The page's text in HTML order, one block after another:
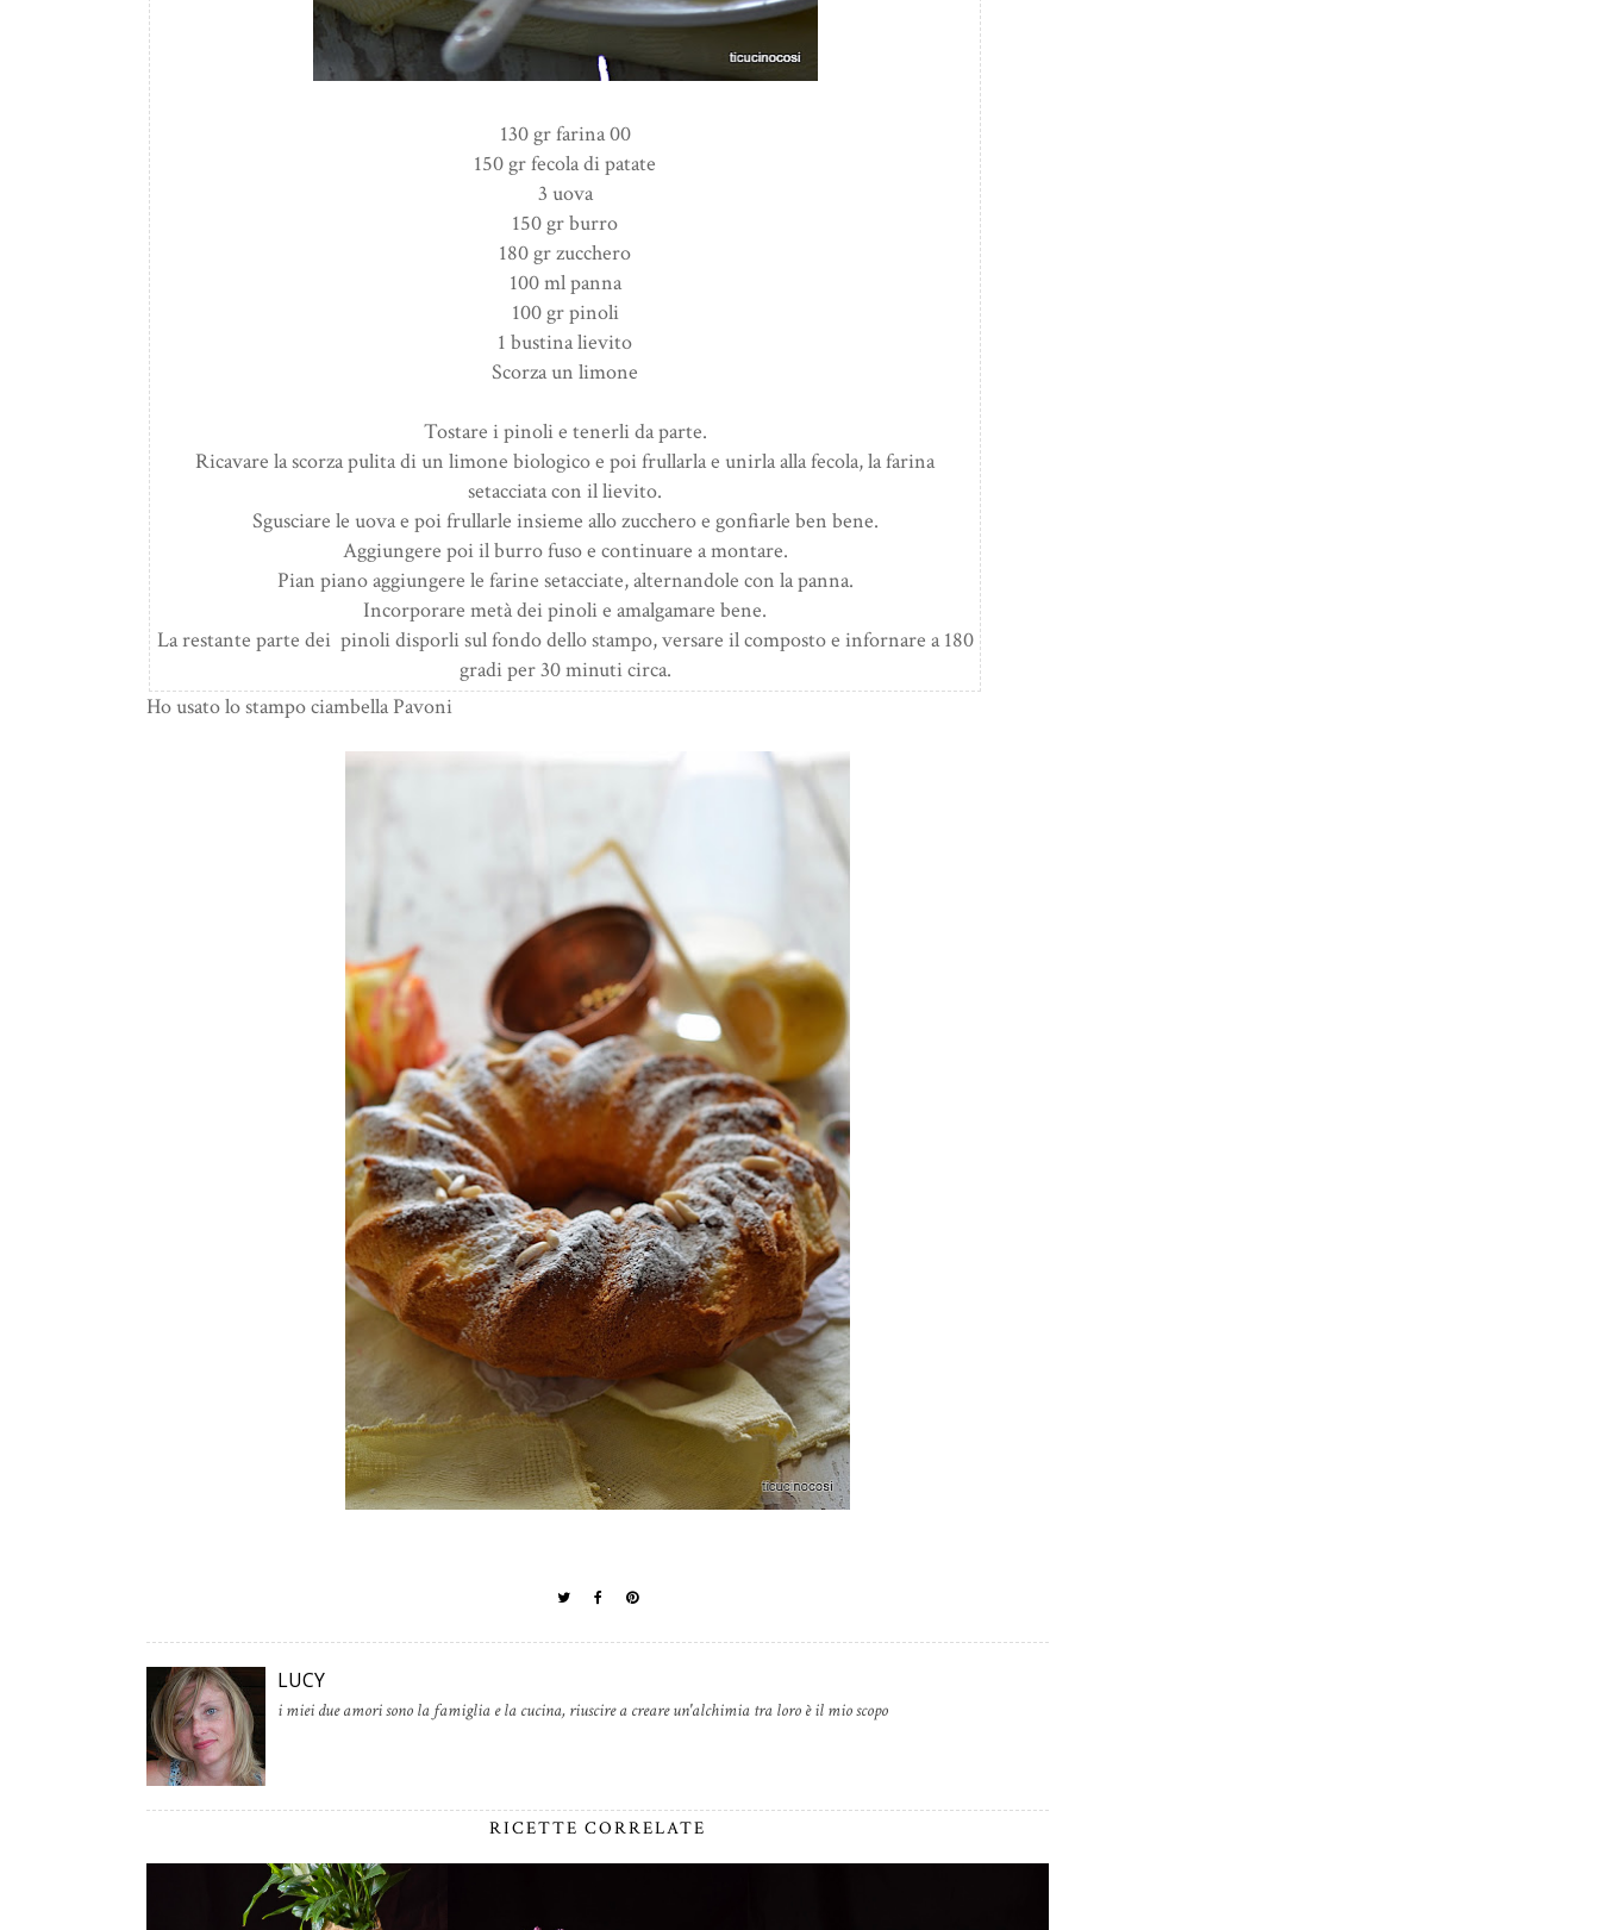
130 gr farina 00
150 gr fecola di patate
3 uova
150 gr burro
180 gr zucchero
100 ml panna
100 gr pinoli
1 bustina lievito
Scorza un limone
Tostare i pinoli e tenerli da parte.
Ricavare la scorza pulita di un limone biologico e poi frullarla e unirla alla fecola, la farina
setacciata con il lievito.
Sgusciare le uova e poi frullarle insieme allo zucchero e gonfiarle ben bene.
Aggiungere poi il burro fuso e continuare a montare.
Pian piano aggiungere le farine setacciate, alternandole con la panna.
Incorporare metà dei pinoli e amalgamare bene.
La restante parte dei pinoli disporli sul fondo dello stampo, versare il composto e infornare a 180
gradi per 30 minuti circa.
Ho usato lo stampo ciambella Pavoni
LUCY
i miei due amori sono la famiglia e la cucina, riuscire a creare un'alchimia tra loro è il mio scopo
RICETTE CORRELATE